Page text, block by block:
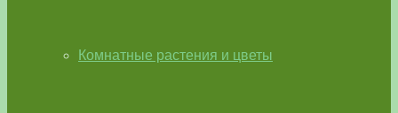
Комнатные растения и цветы